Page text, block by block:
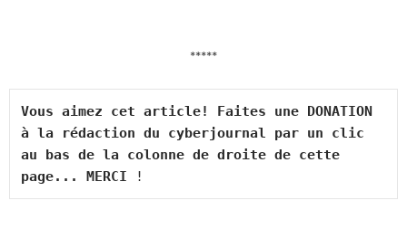
*****
Vous aimez cet article! Faites une DONATION
à la rédaction du cyberjournal par un clic
au bas de la colonne de droite de cette
page... MERCI !